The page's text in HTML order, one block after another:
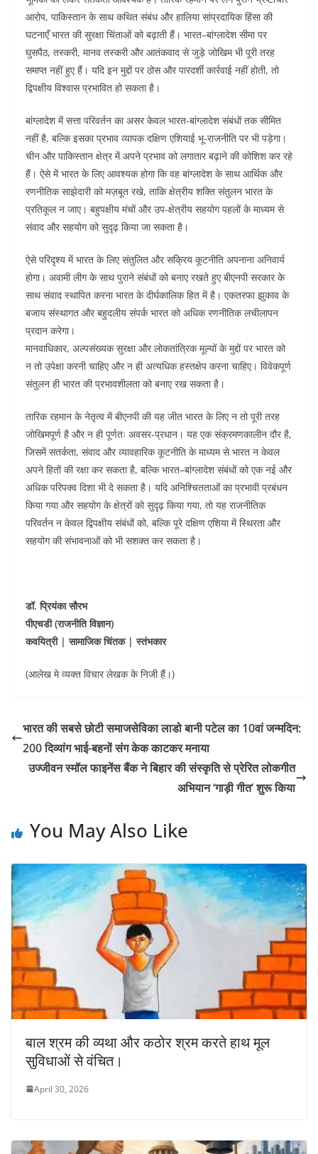
आरोप, पाकिस्तान के साथ कथित संबंध और हालिया सांप्रदायिक हिंसा की
घटनाएँ भारत की सुरक्षा चिंताओं को बढ़ाती हैं। भारत–बांग्लादेश सीमा पर
घुसपैठ, तस्करी, मानव तस्करी और आतंकवाद से जुड़े जोखिम भी पूरी तरह
समाप्त नहीं हुए हैं। यदि इन मुद्दों पर ठोस और पारदर्शी कार्रवाई नहीं होती, तो
द्विपक्षीय विश्वास प्रभावित हो सकता है।
बांग्लादेश में सत्ता परिवर्तन का असर केवल भारत-बांग्लादेश संबंधों तक सीमित
नहीं है, बल्कि इसका प्रभाव व्यापक दक्षिण एशियाई भू-राजनीति पर भी पड़ेगा।
चीन और पाकिस्तान क्षेत्र में अपने प्रभाव को लगातार बढ़ाने की कोशिश कर रहे
हैं। ऐसे में भारत के लिए आवश्यक होगा कि वह बांग्लादेश के साथ आर्थिक और
रणनीतिक साझेदारी को मज़बूत रखे, ताकि क्षेत्रीय शक्ति संतुलन भारत के
प्रतिकूल न जाए। बहुपक्षीय मंचों और उप-क्षेत्रीय सहयोग पहलों के माध्यम से
संवाद और सहयोग को सुदृढ़ किया जा सकता है।
ऐसे परिदृश्य में भारत के लिए संतुलित और सक्रिय कूटनीति अपनाना अनिवार्य
होगा। अवामी लीग के साथ पुराने संबंधों को बनाए रखते हुए बीएनपी सरकार के
साथ संवाद स्थापित करना भारत के दीर्घकालिक हित में है। एकतरफा झुकाव के
बजाय संस्थागत और बहुदलीय संपर्क भारत को अधिक रणनीतिक लचीलापन
प्रदान करेगा।
मानवाधिकार, अल्पसंख्यक सुरक्षा और लोकतांत्रिक मूल्यों के मुद्दों पर भारत को
न तो उपेक्षा करनी चाहिए और न ही अत्यधिक हस्तक्षेप करना चाहिए। विवेकपूर्ण
संतुलन ही भारत की प्रभावशीलता को बनाए रख सकता है।
तारिक रहमान के नेतृत्व में बीएनपी की यह जीत भारत के लिए न तो पूरी तरह
जोखिमपूर्ण है और न ही पूर्णतः अवसर-प्रधान। यह एक संक्रमणकालीन दौर है,
जिसमें सतर्कता, संवाद और व्यावहारिक कूटनीति के माध्यम से भारत न केवल
अपने हितों की रक्षा कर सकता है, बल्कि भारत–बांग्लादेश संबंधों को एक नई और
अधिक परिपक्व दिशा भी दे सकता है। यदि अनिश्चितताओं का प्रभावी प्रबंधन
किया गया और सहयोग के क्षेत्रों को सुदृढ़ किया गया, तो यह राजनीतिक
परिवर्तन न केवल द्विपक्षीय संबंधों को, बल्कि पूरे दक्षिण एशिया में स्थिरता और
सहयोग की संभावनाओं को भी सशक्त कर सकता है।
डॉ. प्रियंका सौरभ
पीएचडी (राजनीति विज्ञान)
कवयित्री | सामाजिक चिंतक | स्तंभकार
(आलेख मे व्यक्त विचार लेखक के निजी हैं।)
भारत की सबसे छोटी समाजसेविका लाडो बानी पटेल का 10वां जन्मदिन:
200 दिव्यांग भाई-बहनों संग केक काटकर मनाया
उज्जीवन स्मॉल फाइनेंस बैंक ने बिहार की संस्कृति से प्रेरित लोकगीत
अभियान ‘गाड़ी गीत’ शुरू किया
You May Also Like
बाल श्रम की व्यथा और कठोर श्रम करते हाथ मूल
सुविधाओं से वंचित।
April 30, 2026